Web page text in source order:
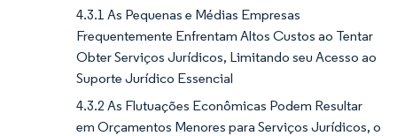
4.3.1 As Pequenas e Médias Empresas
Frequentemente Enfrentam Altos Custos ao Tentar
Obter Serviços Jurídicos, Limitando seu Acesso ao
Suporte Jurídico Essencial
4.3.2 As Flutuações Econômicas Podem Resultar
em Orçamentos Menores para Serviços Jurídicos, o